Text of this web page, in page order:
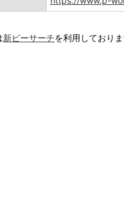
新ピーサーチを利用しており